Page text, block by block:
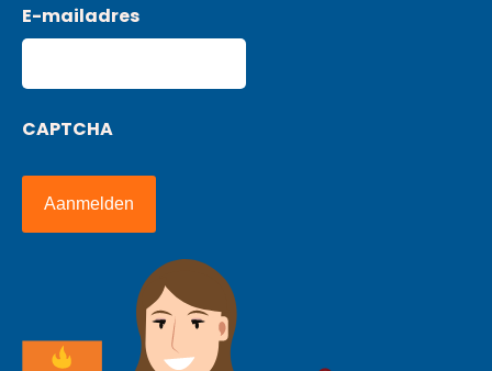
E-mailadres
CAPTCHA